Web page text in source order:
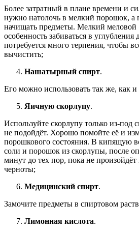
Более затратный в плане времени и
нужно натолочь в мелкий порошок,
начищать предметы. Мелкий меловой
особенность забиваться в
потребуется много терпения, чтобы
вычистить;
Нашатырный спирт.
Его можно использовать так же, как и
Яичную скорлупу.
Используйте скорлупу только из-под
не подойдёт. Хорошо помойте её и
порошкового состояния. В кипящую
соли и порошок из скорлупы, после
минут до тех пор, пока не
черноты;
Медицинский спирт.
Замочите предметы в спиртовом
Лимонная кислота.